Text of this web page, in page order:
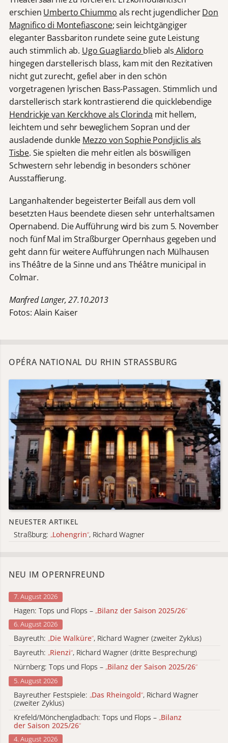
erschien Umberto Chiummo als recht jugendlicherDon
Magnifico di Montefiascone; sein leichtgängiger
eleganter Bassbariton rundete seine gute Leistung
auch stimmlich ab. Ugo Guagliardo blieb als Alidoro
hingegen darstellerisch blass, kam mit den Rezitativen
nicht gut zurecht, gefiel aber in den schön
vorgetragenen lyrischen Bass-Passagen. Stimmlich und
darstellerisch stark kontrastierend die quicklebendige
Hendrickje van Kerckhove als Clorinda mit hellem,
leichtem und sehr beweglichem Sopran und der
ausladende dunkle Mezzo von Sophie Pondjiclis als
Tisbe. Sie spielten die mehr eitlen als böswilligen
Schwestern sehr lebendig in besonders schöner
Ausstaffierung.
Langanhaltender begeisterter Beifall aus dem voll
besetzten Haus beendete diesen sehr unterhaltsamen
Opernabend. Die Aufführung wird bis zum 5. November
noch fünf Mal im Straßburger Opernhaus gegeben und
geht dann für weitere Aufführungen nach Mülhausen
ins Théâtre de la Sinne und ans Théâtre municipal in
Colmar.
Manfred Langer, 27.10.2013
Fotos: Alain Kaiser
OPÉRA NATIONAL DU RHIN STRASSBURG
NEUESTER ARTIKEL
Straßburg: „Lohengrin“, Richard Wagner
NEU IM OPERNFREUND
7. August 2026
Hagen: Tops und Flops – „Bilanz der Saison 2025/26“
6. August 2026
Bayreuth: „Die Walküre“, Richard Wagner (zweiter Zyklus)
Bayreuth: „Rienzi“, Richard Wagner (dritte Besprechung)
Nürnberg: Tops und Flops – „Bilanz der Saison 2025/26“
5. August 2026
Bayreuther Festspiele: „Das Rheingold“, Richard Wagner
(zweiter Zyklus)
Krefeld/Mönchengladbach: Tops und Flops – „Bilanz
der Saison 2025/26“
4. August 2026